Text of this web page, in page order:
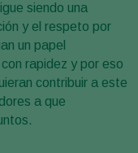
siendo una
y el respeto por
un papel
rapidez y por eso
contribuir a este
a que